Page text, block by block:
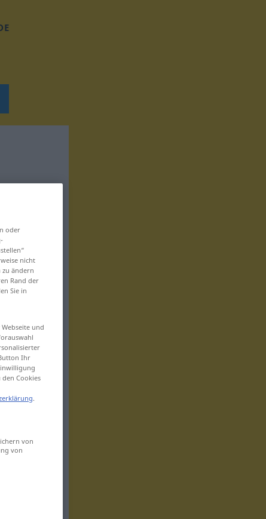
oder
nicht
zu ändern
Rand der
Sie in
und
Ihr
Cookies
.
von
von